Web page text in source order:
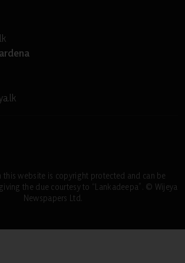
this website is copyright protected and can be
the due courtesy to “Lankadeepa”. © Wijeya
Newspapers Ltd.